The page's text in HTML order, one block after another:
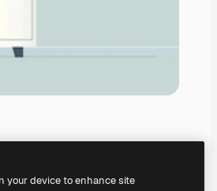
your device to enhance site